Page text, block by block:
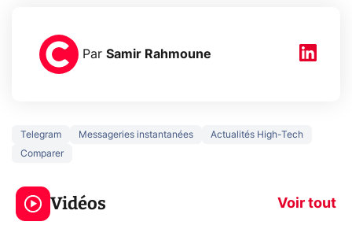
Par Samir Rahmoune
Telegram Messageries instantanées
Actualités High-Tech
Comparer
Vidéos Voir tout
5 générations de
jeux dans la
prochaine Xbox !
navigation